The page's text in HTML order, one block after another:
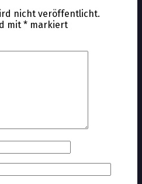
nicht veröffentlicht.
mit * markiert